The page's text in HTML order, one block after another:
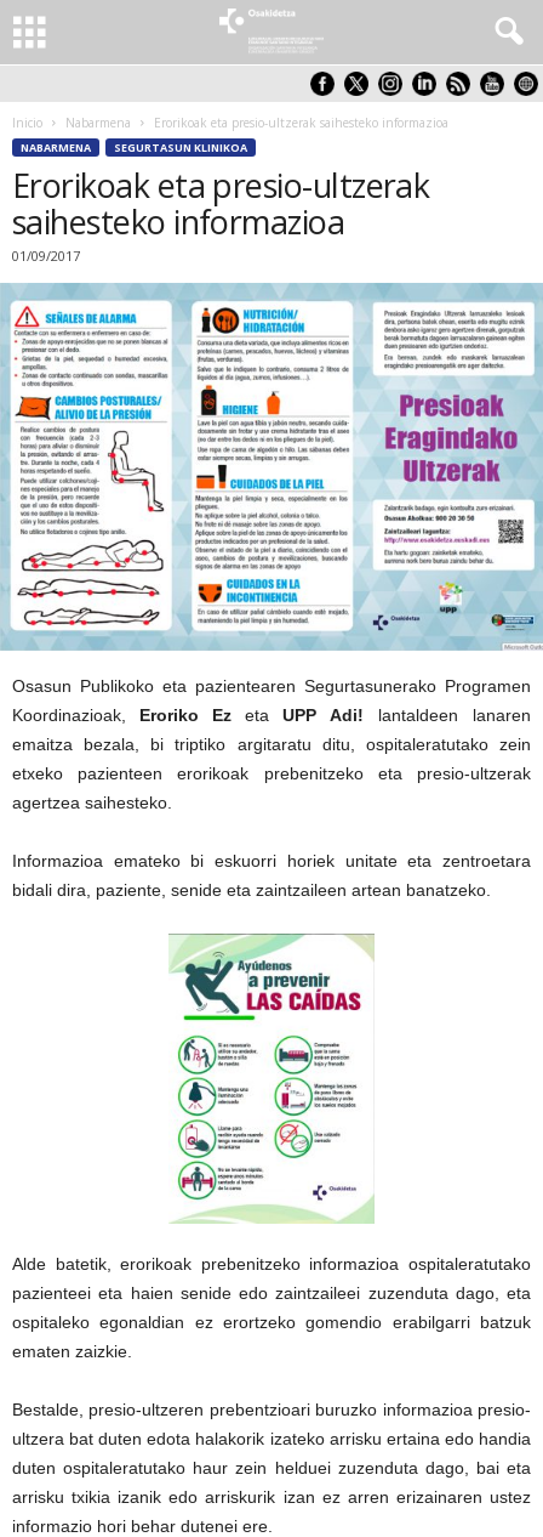
Inicio Nabarmena Erorikoak eta presio-ultzerak saihesteko informazioa
NABARMENA SEGURTASUN KLINIKOA
Erorikoak eta presio-ultzerak
saihesteko informazioa
01/09/2017
Osasun Publikoko eta pazientearen Segurtasunerako Programen
Koordinazioak,
Eroriko Ez eta UPP Adi! lantaldeen lanaren
emaitza bezala, bi triptiko argitaratu ditu, ospitaleratutako zein
etxeko pazienteen erorikoak prebenitzeko eta presio-ultzerak
agertzea saihesteko.
Informazioa emateko bi eskuorri horiek unitate eta zentroetara
bidali dira, paziente, senide eta zaintzaileen artean banatzeko.
Alde batetik, erorikoak prebenitzeko informazioa ospitaleratutako
pazienteei eta haien senide edo zaintzaileei zuzenduta dago, eta
ospitaleko egonaldian ez erortzeko gomendio erabilgarri batzuk
ematen zaizkie.
Bestalde, presio-ultzeren prebentzioari buruzko informazioa presio-
ultzera bat duten edota halakorik izateko arrisku ertaina edo handia
duten ospitaleratutako haur zein helduei zuzenduta dago, bai eta
arrisku txikia izanik edo arriskurik izan ez arren erizainaren ustez
informazio hori behar dutenei ere.